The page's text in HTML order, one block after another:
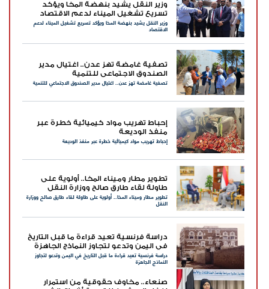
وزير النقل يشيد بنهضة المخا ويؤكد
تسريع تشغيل الميناء لدعم الاقتصاد
وزير النقل يشيد بنهضة المخا ويؤكد تسريع تشغيل الميناء لدعم
الاقتصاد
تصفية غامضة تهز عدن.. اغتيال مدير
الصندوق الاجتماعي للتنمية
تصفية غامضة تهز عدن.. اغتيال مدير الصندوق الاجتماعي للتنمية
إحباط تهريب مواد كيميائية خطرة عبر
منفذ الوديعة
إحباط تهريب مواد كيميائية خطرة عبر منفذ الوديعة
تطوير مطار وميناء المخا.. أولوية على
طاولة لقاء طارق صالح ووزارة النقل
تطوير مطار وميناء المخا.. أولوية على طاولة لقاء طارق صالح ووزارة
النقل
دراسة فرنسية تعيد قراءة ما قبل التاريخ
في اليمن وتدعو لتجاوز النماذج الجاهزة
دراسة فرنسية تعيد قراءة ما قبل التاريخ في اليمن وتدعو لتجاوز
النماذج الجاهزة
صنعاء.. مخاوف حقوقية من استمرار